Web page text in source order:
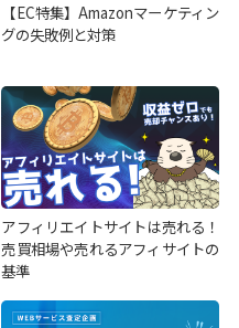
【EC特集】Amazonマーケティン
グの失敗例と対策
アフィリエイトサイトは売れる！
売買相場や売れるアフィサイトの
基準